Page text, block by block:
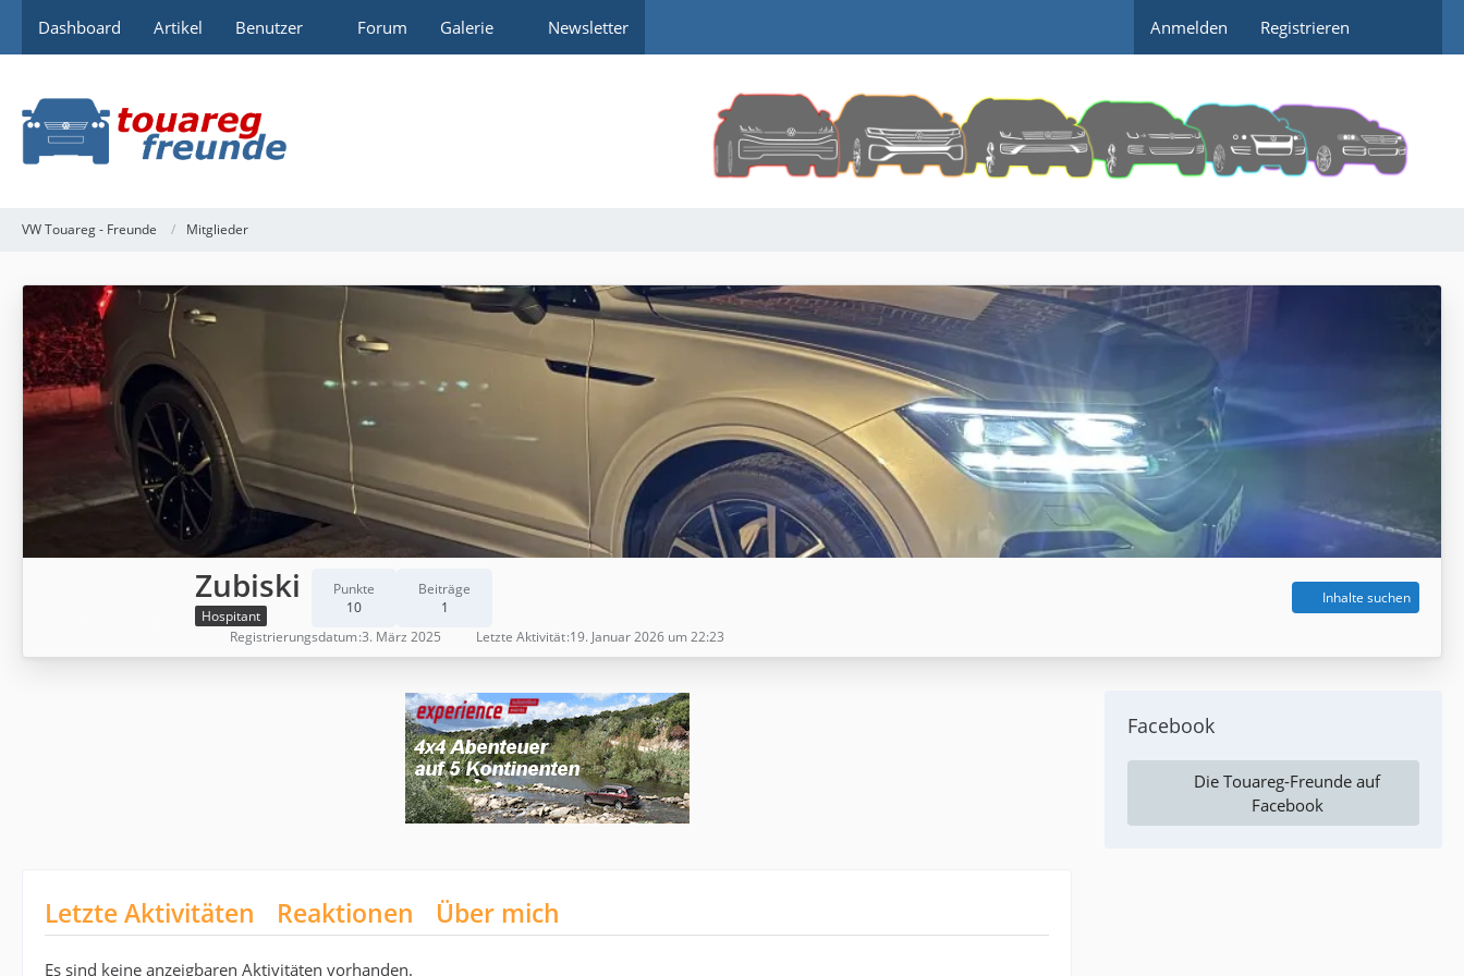
Dashboard Artikel Benutzer Forum Galerie Newsletter Anmelden Registrieren
VW Touareg - Freunde Mitglieder
Zubiski
Hospitant
Punkte
10
Beiträge
1
Inhalte suchen
Registrierungsdatum 3. März 2025 Letzte Aktivität 19. Januar 2026 um 22:23
Letzte Aktivitäten Reaktionen Über mich
Es sind keine anzeigbaren Aktivitäten vorhanden.
Facebook
Die Touareg-Freunde auf
Facebook